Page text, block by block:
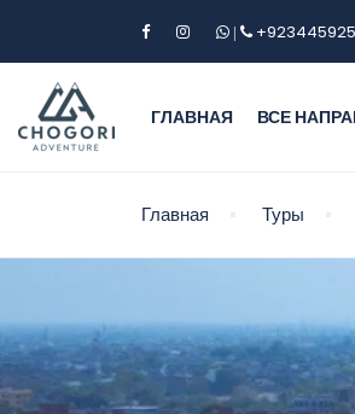
|
ГЛАВНАЯ ВСЕ
Главная Туры